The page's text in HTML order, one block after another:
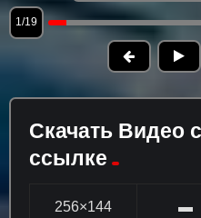
1/19
Скачать Видео
ссылке
256×144 ▬